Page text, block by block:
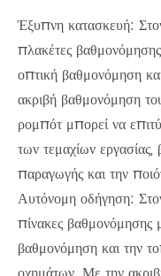
Έξυπνη κατασκευή:
πλακέτες
οπτική βαθμονόμηση
ακριβή βαθμονόμηση
ρομπότ μπορεί να
των τεμαχίων
παραγωγής και την
Αυτόνομη οδήγηση:
πίνακες βαθμονόμησης
βαθμονόμηση και την